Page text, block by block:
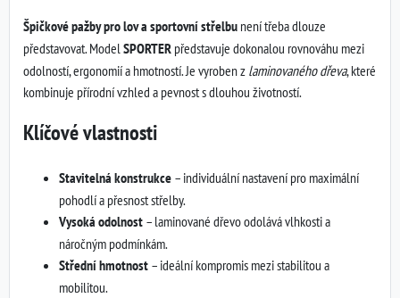
Špičkové pažby pro lov a sportovní střelbu není třeba dlouze
představovat. Model SPORTER představuje dokonalou rovnováhu mezi
odolností, ergonomií a hmotností. Je vyroben z laminovaného dřeva, které
kombinuje přírodní vzhled a pevnost s dlouhou životností.
Klíčové vlastnosti
Stavitelná konstrukce – individuální nastavení pro maximální
pohodlí a přesnost střelby.
Vysoká odolnost – laminované dřevo odolává vlhkosti a
náročným podmínkám.
Střední hmotnost – ideální kompromis mezi stabilitou a
mobilitou.